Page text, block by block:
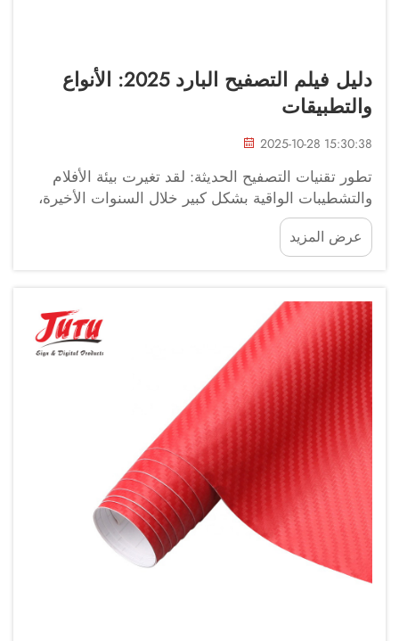
دليل فيلم التصفيح البارد 2025: الأنواع
والتطبيقات
2025-10-28 15:30:38
تطور تقنيات التصفيح الحديثة: لقد تغيرت بيئة الأفلام
والتشطيبات الواقية بشكل كبير خلال السنوات الأخيرة،
حيث برز الفينيل الملون كحل مبتكر لكل من التطبيقات
التجارية والإبداعية. ومع تطور...
عرض المزيد